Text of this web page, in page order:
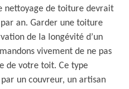
nettoyage de toiture devrait
an. Garder une toiture
de la longévité d’un
vivement de ne pas
de votre toit. Ce type
un couvreur, un artisan